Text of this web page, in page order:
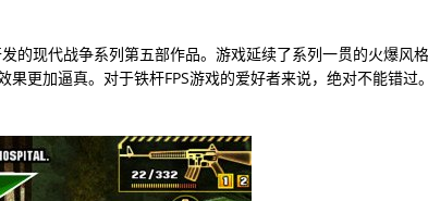
的现代战争系列第五部作品。游戏延续了系列一贯的火爆风格
果更加逼真。对于铁杆FPS游戏的爱好者来说，绝对不能错过